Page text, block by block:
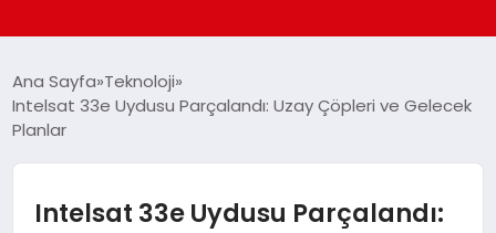
GÜNDEM
DÜNYA
Ana Sayfa Teknoloji
Intelsat 33e Uydusu Parçalandı: Uzay Çöpleri ve Gelecek
Planlar
Intelsat 33e Uydusu Parçalandı: